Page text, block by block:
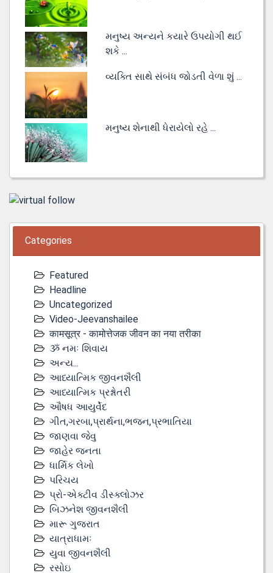
મનુષ્ય અન્યને કયારે ઉપયોગી થઈ
શકે ...
વ્યક્તિ સાથે સંબંધ જોડતી વેળા શું ...
મનુષ્ય શેનાથી ધેરાયેલો રહે ...
Categories
Featured
Headline
Uncategorized
Video-Jeevanshailee
कामसूत्र - कामोत्तेजक जीवन का नया तरीका
ૐ નમઃ શિવાય
અન્ય...
આધ્યાત્મિક જીવનશૈલી
આધ્યાત્મિક પ્રશ્નોતરી
ઔષધ આયુર્વેદ
ગીત,ગરબા,પ્રાર્થના,ભજન,પ્રભાતિયા
જાણવા જેવુ
જાહેર જનતા
ધાર્મિક લેખો
પરિચય
પ્રો-એક્ટીવ ડીસ્‍ક્લોઝર
બિઝનેશ જીવનશૈલી
મારૂ ગુજરાત
યાત્રાધામઃ
યુવા જીવનશૈલી
રસોઇ